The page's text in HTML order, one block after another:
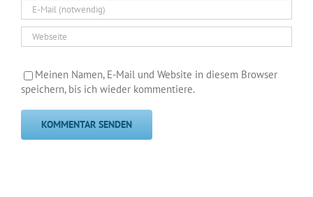
Meinen Namen, E-Mail und Website in diesem Browser
speichern, bis ich wieder kommentiere.